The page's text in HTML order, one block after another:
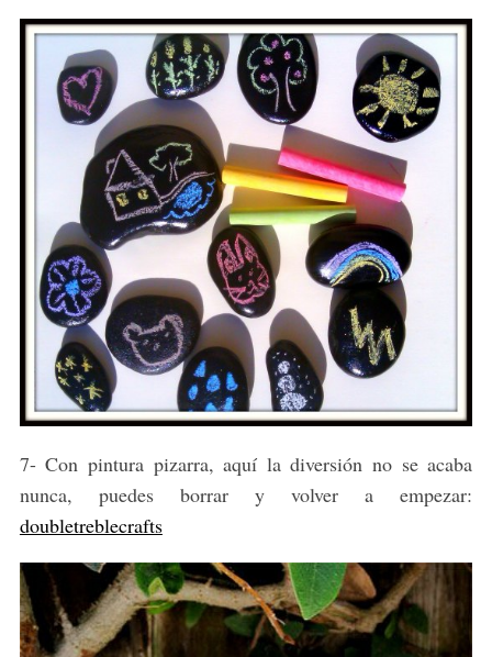
7- Con pintura pizarra, aquí la diversión no se acaba
nunca, puedes borrar y volver a empezar:
doubletreblecrafts
S
e
f
o
: